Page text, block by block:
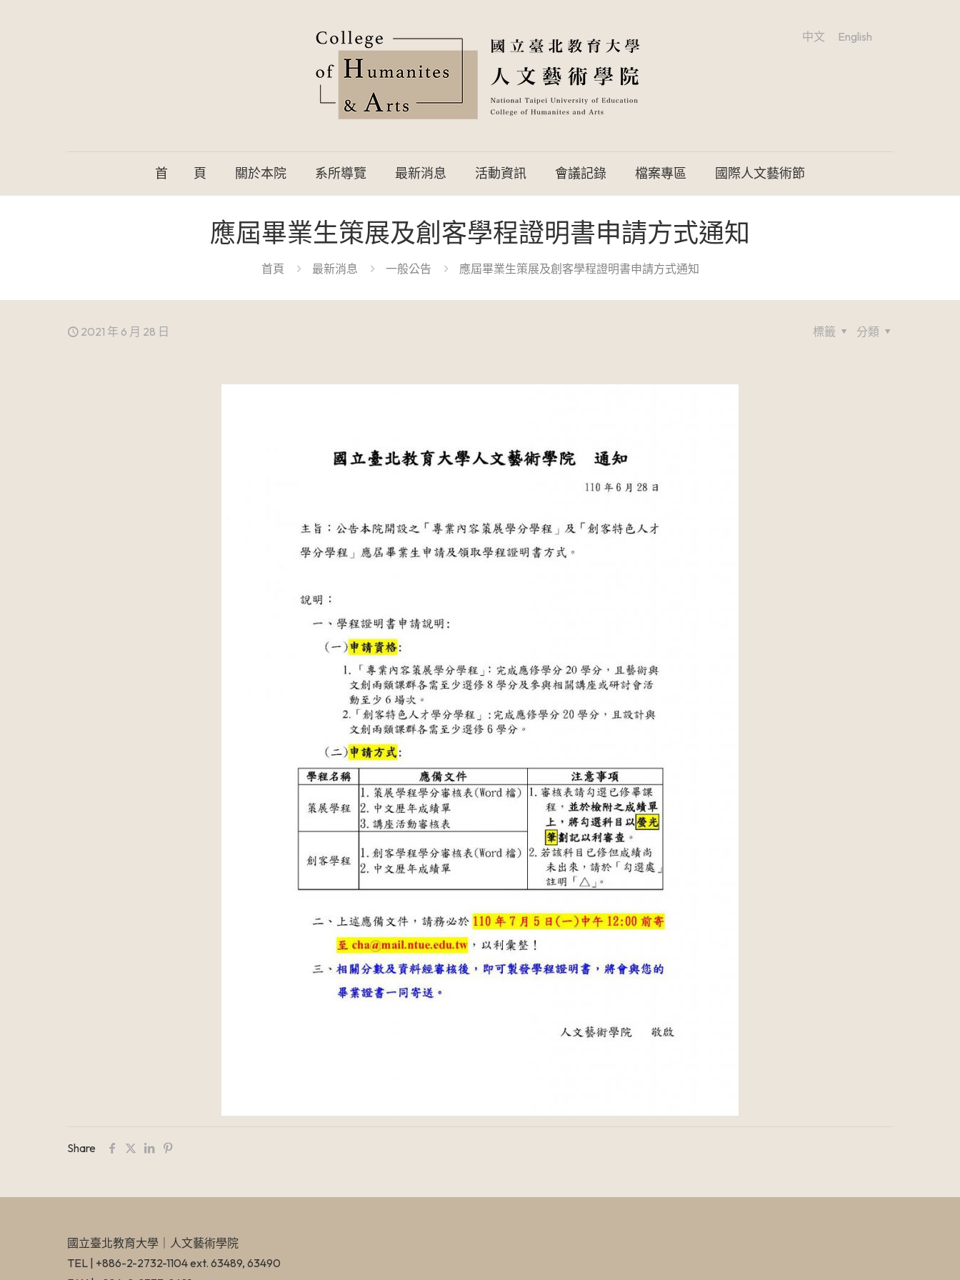
首 頁 關於本院 系所導覽 最新消息 活動資訊 會議記錄 檔案專區 國際人文藝術節
中文 English
應屆畢業生策展及創客學程證明書申請方式通知
首頁 最新消息 一般公告 應屆畢業生策展及創客學程證明書申請方式通知
2021 年 6 月 28 日 分類
標籤
Share
國立臺北教育大學​｜人文藝術學院
TEL | +886-2-2732-1104 ext. 63489, 63490